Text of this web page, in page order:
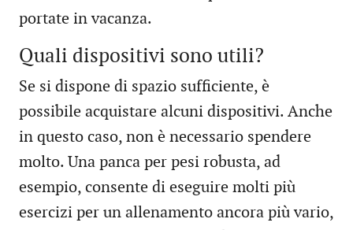
portate in vacanza.
Quali dispositivi sono utili?
Se si dispone di spazio sufficiente, è
possibile acquistare alcuni dispositivi. Anche
in questo caso, non è necessario spendere
molto. Una panca per pesi robusta, ad
esempio, consente di eseguire molti più
esercizi per un allenamento ancora più vario,